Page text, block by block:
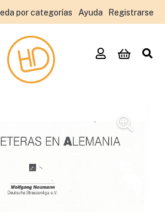
por categorías Ayuda Registrarse